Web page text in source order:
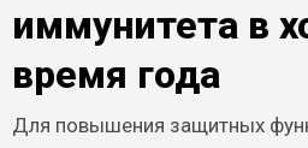
иммунитета в
время года
Для повышения защитных